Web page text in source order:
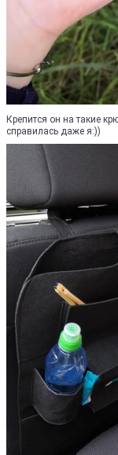
Крепится он на такие
справилась даже я:))